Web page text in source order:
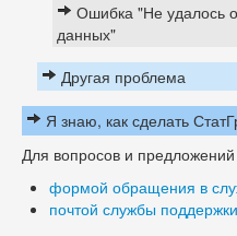
Ошибка "Не удалось
данных"
Другая проблема
Я знаю, как сделать
Для вопросов и
формой обращения в
почтой службы поддержки